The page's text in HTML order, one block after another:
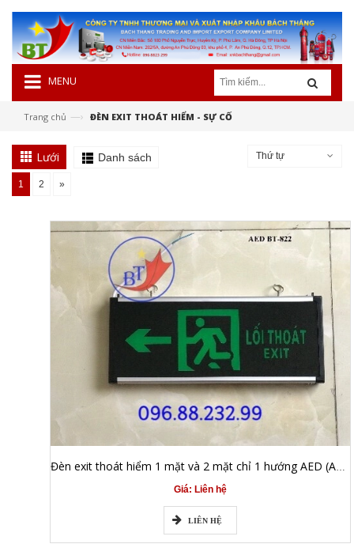
MENU
Trang chủ —› ĐÈN EXIT THOÁT HIỂM - SỰ CỐ
Lưới Danh sách Thứ tự
1 2 »
Đèn exit thoát hiểm 1 mặt và 2 mặt chỉ 1 hướng AED (AED BT-822)
Giá: Liên hệ
LIÊN HỆ